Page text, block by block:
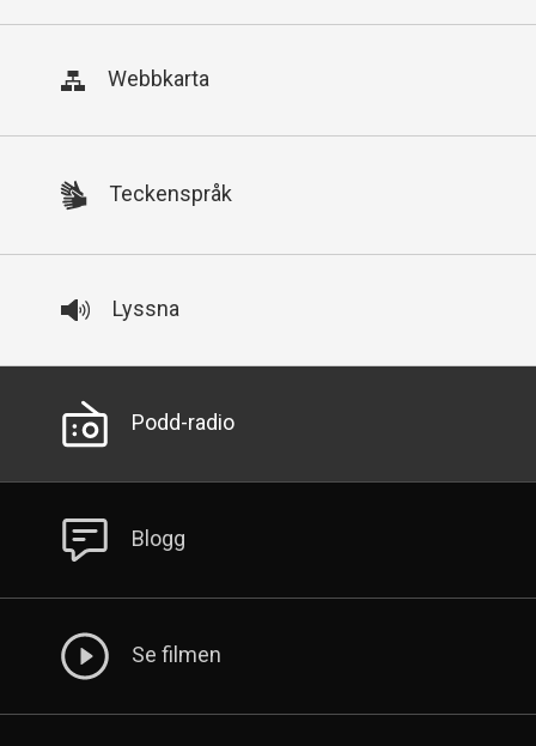
Webbkarta
Teckenspråk
Lyssna
Sekundär
meny
Podd-radio
Blogg
Se filmen